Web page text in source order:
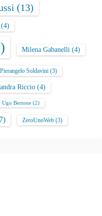
(13)
(4)
Milena Gabanelli (4)
Pierangelo Soldavini (3)
Riccio (4)
Ugo Bertone (2)
ZeroUnoWeb (3)